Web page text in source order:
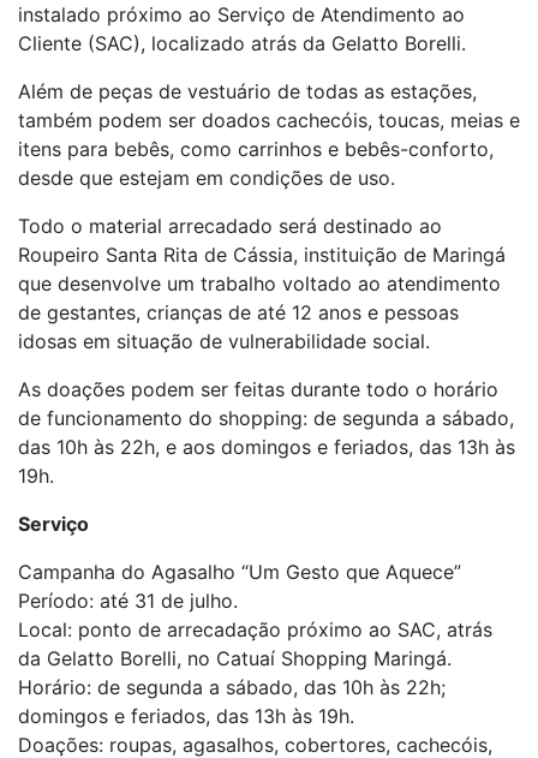
instalado próximo ao Serviço de Atendimento ao
Cliente (SAC), localizado atrás da Gelatto Borelli.
Além de peças de vestuário de todas as estações,
também podem ser doados cachecóis, toucas, meias e
itens para bebês, como carrinhos e bebês-conforto,
desde que estejam em condições de uso.
Todo o material arrecadado será destinado ao
Roupeiro Santa Rita de Cássia, instituição de Maringá
que desenvolve um trabalho voltado ao atendimento
de gestantes, crianças de até 12 anos e pessoas
idosas em situação de vulnerabilidade social.
As doações podem ser feitas durante todo o horário
de funcionamento do shopping: de segunda a sábado,
das 10h às 22h, e aos domingos e feriados, das 13h às
19h.
Serviço
Campanha do Agasalho “Um Gesto que Aquece”
Período: até 31 de julho.
Local: ponto de arrecadação próximo ao SAC, atrás
da Gelatto Borelli, no Catuaí Shopping Maringá.
Horário: de segunda a sábado, das 10h às 22h;
domingos e feriados, das 13h às 19h.
Doações: roupas, agasalhos, cobertores, cachecóis,